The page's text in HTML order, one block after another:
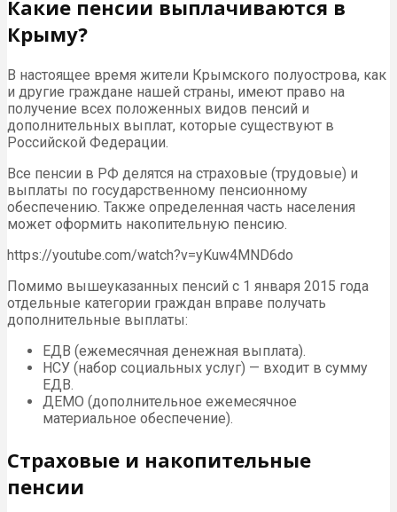
Какие пенсии выплачиваются в
Крыму?
В настоящее время жители Крымского полуострова, как
и другие граждане нашей страны, имеют право на
получение всех положенных видов пенсий и
дополнительных выплат, которые существуют в
Российской Федерации.
Все пенсии в РФ делятся на страховые (трудовые) и
выплаты по государственному пенсионному
обеспечению. Также определенная часть населения
может оформить накопительную пенсию.
https://youtube.com/watch?v=yKuw4MND6do
Помимо вышеуказанных пенсий с 1 января 2015 года
отдельные категории граждан вправе получать
дополнительные выплаты:
ЕДВ (ежемесячная денежная выплата).
НСУ (набор социальных услуг) — входит в сумму
ЕДВ.
ДЕМО (дополнительное ежемесячное
материальное обеспечение).
Страховые и накопительные
пенсии